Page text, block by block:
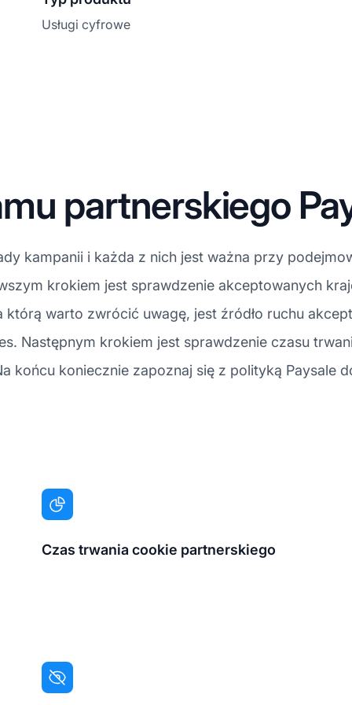
Usługi cyfrowe
partnerskiego
kampanii i każda z nich jest ważna przy
krokiem jest sprawdzenie akceptowanych
warto zwrócić uwagę, jest źródło ruchu
Następnym krokiem jest sprawdzenie czasu
końcu koniecznie zapoznaj się z polityką Paysale
Czas trwania cookie partnerskiego